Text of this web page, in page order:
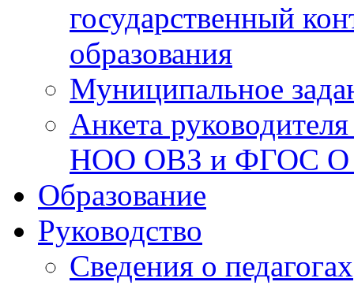
государственный
образования
Муниципальное
Анкета
НОО ОВЗ и ФГОС
Образование
Руководство
Сведения о педагогах